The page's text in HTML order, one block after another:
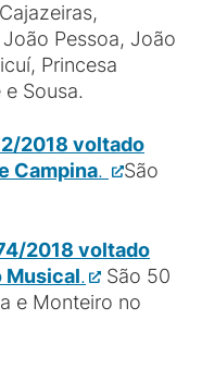
Pessoa, João
Princesa
Sousa.
2018 voltado
Campina.
São
2018 voltado
Musical.
São 50
e Monteiro no